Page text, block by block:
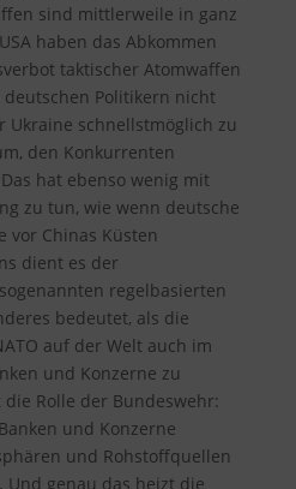
sind mittlerweile in ganz
haben das Abkommen
taktischer Atomwaffen
deutschen Politikern nicht
Ukraine schnellstmöglich zu
den Konkurrenten
hat ebenso wenig mit
zu tun, wie wenn deutsche
vor Chinas Küsten
dient es der
regelbasierten
bedeutet, als die
auf der Welt auch im
und Konzerne zu
Rolle der Bundeswehr:
und Konzerne
und Rohstoffquellen
genau das heizt die